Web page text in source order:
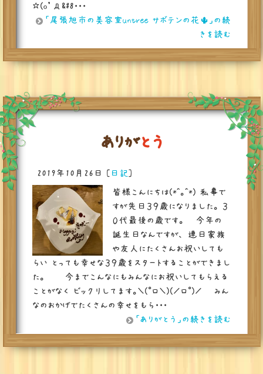
☆(o’д&#8・・・
「尾張旭市の美容室untree サボテンの花🌵」の続
きを読む
ありがと う
2019年10月26日 [日記]
皆様こんにちは(*^。^*) 私事で
すが先日３９歳になりました。 ３
０代最後の歳です。 今年の
誕生日なんですが、 連日家族
や友人にたくさんお祝いしても
らい とっても幸せな３９歳をスタートすることができまし
た。 今までこんなにもみんなにお祝いしてもらえる
ことがなく ビックリしてます。＼(゜ロ＼)(／ロ゜)／ みん
なのおかげでたくさんの幸せをもら・・・
「ありがとう」の続きを読む